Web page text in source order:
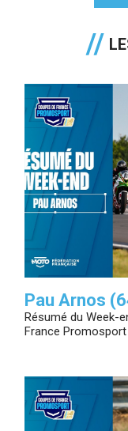
Pau Arnos
Résumé du Week-
France Promosport